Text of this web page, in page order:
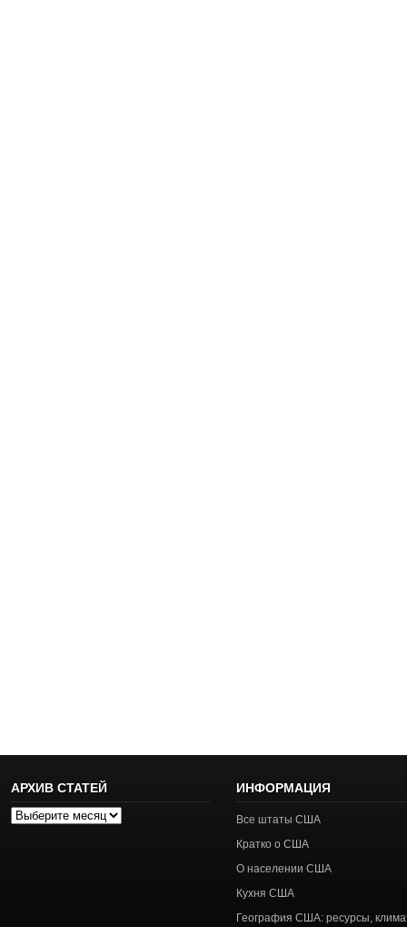
АРХИВ СТАТЕЙ
Архив
ИНФОРМАЦИЯ
Все штаты США
Кратко о США
О населении США
Кухня США
География США: ресурсы,